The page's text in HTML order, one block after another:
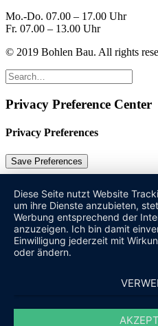
Mo.-Do. 07.00 – 17.00 Uhr
Fr. 07.00 – 13.00 Uhr
© 2019 Bohlen Bau. All rights
Privacy Preference Center
Privacy Preferences
Diese Seite nutzt Website
um ihre Dienste anzubieten,
Werbung entsprechend der
anzuzeigen. Ich bin damit
Einwilligung jederzeit mit
oder ändern.